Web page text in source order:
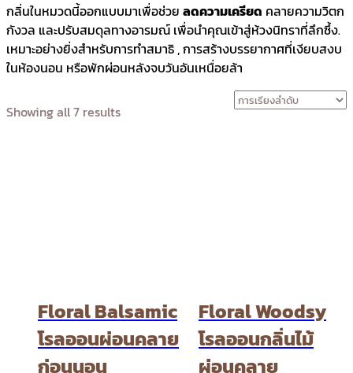
กลิ่นในหมวดนี้ออกแบบมาเพื่อช่วย ลดความเครียด คลายความวิตก
กังวล และปรับสมดุลทางอารมณ์ เพื่อนำคุณเข้าสู่ห้วงนิทราที่ลึกซึ้ง.
เหมาะอย่างยิ่งสำหรับการทำสมาธิ , การสร้างบรรยากาศที่เงียบสงบ
ในห้องนอน หรือพักผ่อนหลังจบวันอันเหนื่อยล้า
Showing all 7 results
Floral Balsamic
โรลออนผ่อนคลาย
ก่อนนอน
Floral Woodsy
โรลออนกลิ่นไม้
ผ่อนคลาย